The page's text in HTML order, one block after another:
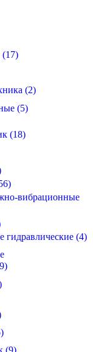
(17)
(2)
(5)
(18)
вибрационные
(4)
(9)